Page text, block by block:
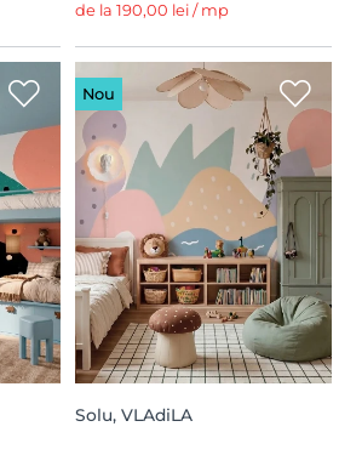
de la 190,00 lei / mp
Nou
Solu, VLAdiLA